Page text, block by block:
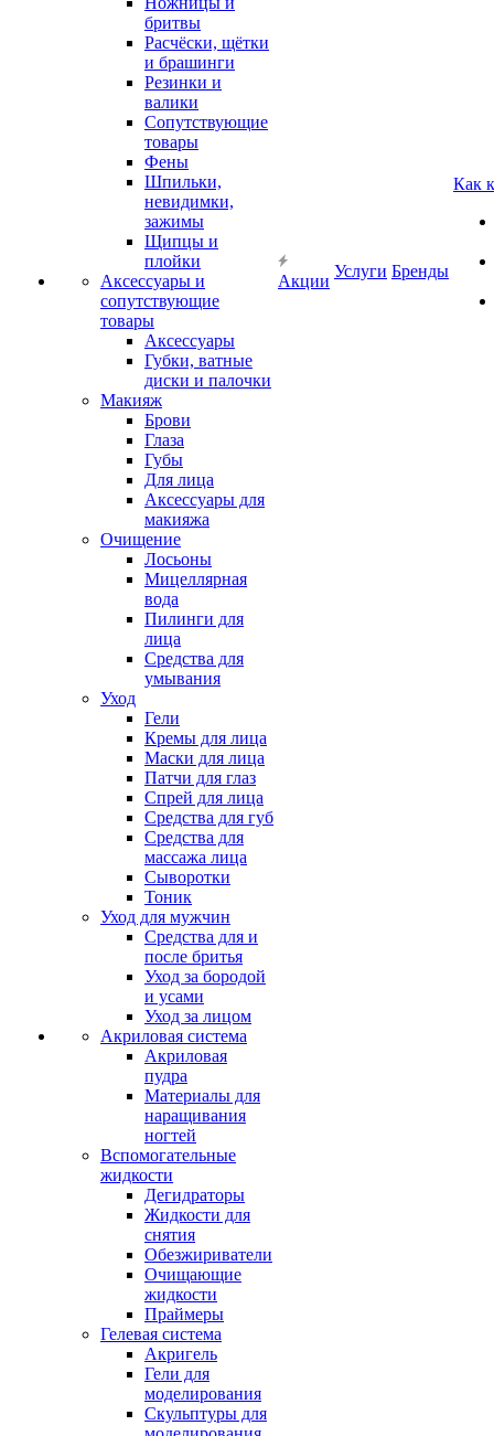
бритвы
Расчёски, щётки
и брашинги
Резинки и
валики
Сопутствующие
товары
Фены
Шпильки,
невидимки,
зажимы
Щипцы и
плойки
Аксессуары и
сопутствующие
товары
Аксессуары
Губки, ватные
диски и палочки
Макияж
Брови
Глаза
Губы
Для лица
Аксессуары для
макияжа
Очищение
Лосьоны
Мицеллярная
вода
Пилинги для
лица
Средства для
умывания
Уход
Гели
Кремы для лица
Маски для лица
Патчи для глаз
Спрей для лица
Средства для губ
Средства для
массажа лица
Сыворотки
Тоник
Уход для мужчин
Средства для и
после бритья
Уход за бородой
и усами
Уход за лицом
Акриловая система
Акриловая
пудра
Материалы для
наращивания
ногтей
Вспомогательные
жидкости
Дегидраторы
Жидкости для
снятия
Обезжириватели
Очищающие
жидкости
Праймеры
Гелевая система
Акригель
Гели для
моделирования
Скульптуры для
Акции
Услуги Бренды
Как